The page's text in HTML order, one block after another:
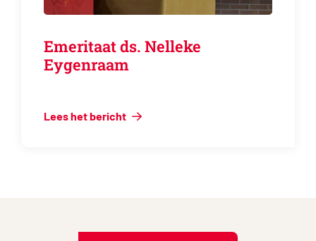
Emeritaat ds. Nelleke
Eygenraam
Lees het bericht